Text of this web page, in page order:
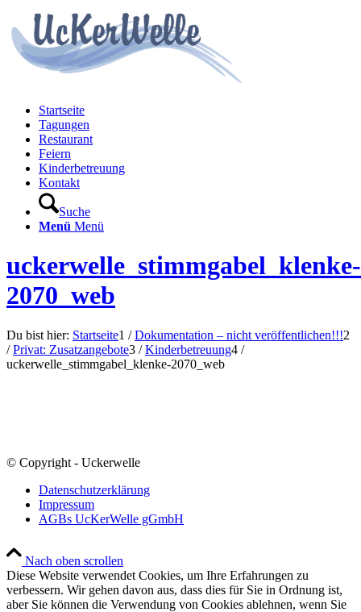
Startseite
Tagungen
Restaurant
Feiern
Kinderbetreuung
Kontakt
Suche
Menü Menü
uckerwelle_stimmgabel_klenke-
2070_web
Du bist hier: Startseite1 / Dokumentation – nicht veröffentlichen!!!2
/ Privat: Zusatzangebote3 / Kinderbetreuung4 /
uckerwelle_stimmgabel_klenke-2070_web
© Copyright - Uckerwelle
Datenschutzerklärung
Impressum
AGBs UcKerWelle gGmbH
Nach oben scrollen
Diese Website verwendet Cookies, um Ihre Erfahrungen zu
verbessern. Wir gehen davon aus, dass dies für Sie in Ordnung ist,
aber Sie können die Verwendung von Cookies ablehnen, wenn Sie